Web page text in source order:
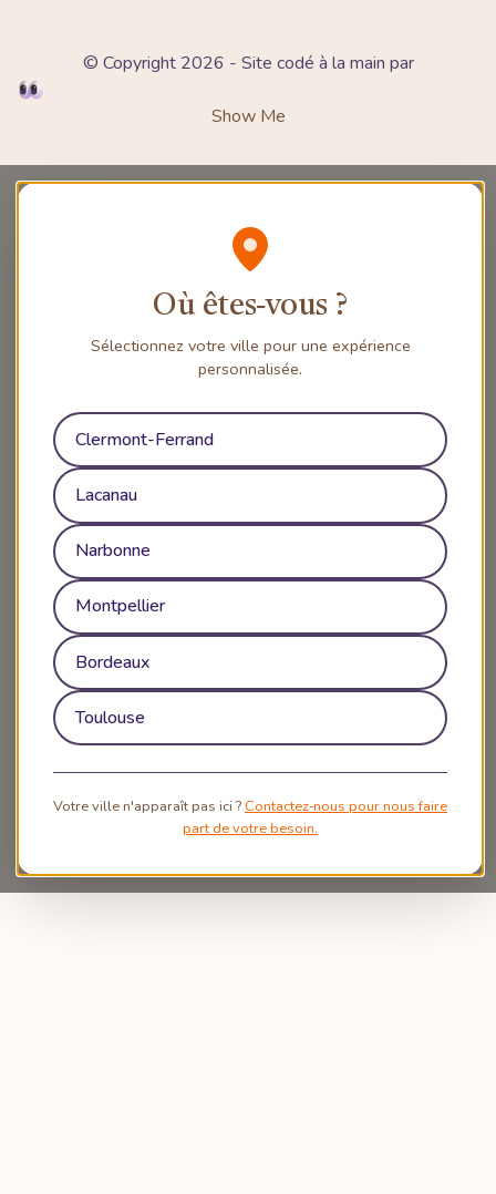
© Copyright 2026 - Site codé à la main par
Show Me
Où êtes‑vous ?
Sélectionnez votre ville pour une expérience
personnalisée.
Clermont-Ferrand
Lacanau
Narbonne
Montpellier
Bordeaux
Toulouse
Votre ville n'apparaît pas ici ? Contactez‑nous pour nous faire
part de votre besoin.